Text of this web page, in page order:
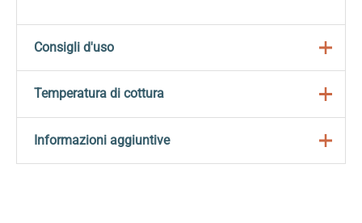
Consigli d'uso
Ideale sia per tornio che per modellazione manuale e
Temperatura di cottura
Temperatura di cottura: 1000°C-1260ºC
Informazioni aggiuntive